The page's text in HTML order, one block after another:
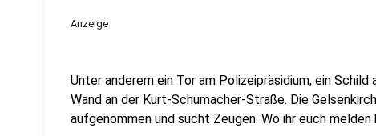
Anzeige
Unter anderem ein Tor am Polizeipräsidium, ein Schild
Wand an der Kurt-Schumacher-Straße. Die
aufgenommen und sucht Zeugen. Wo ihr euch